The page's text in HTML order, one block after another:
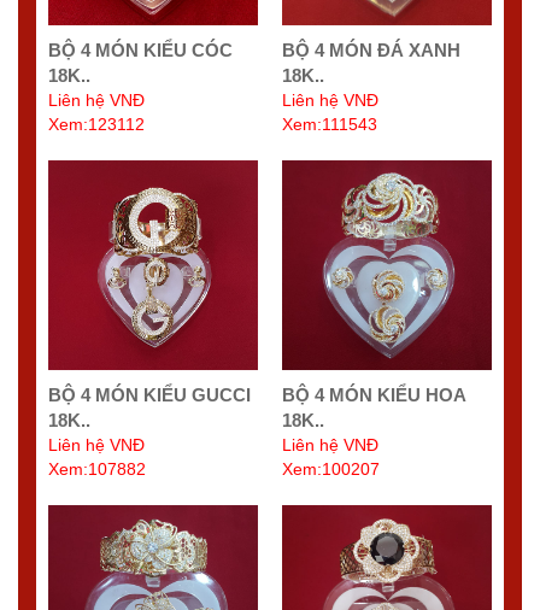
BỘ 4 MÓN KIỂU CÓC
18K..
Liên hệ VNĐ
Xem:123112
BỘ 4 MÓN ĐÁ XANH
18K..
Liên hệ VNĐ
Xem:111543
BỘ 4 MÓN KIỂU GUCCI
18K..
Liên hệ VNĐ
Xem:107882
BỘ 4 MÓN KIỂU HOA
18K..
Liên hệ VNĐ
Xem:100207